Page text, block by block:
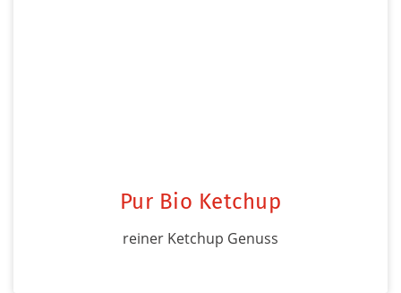
Pur Bio Ketchup
reiner Ketchup Genuss